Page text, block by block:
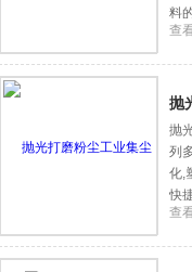
料
手
查
抛
抛
列
化,
快
水
查